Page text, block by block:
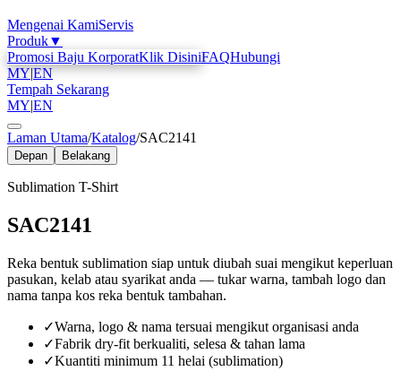
Mengenai KamiServis
Produk▼
Promosi Baju KorporatKlik DisiniFAQHubungi
MY|EN
Tempah Sekarang
MY|EN
Laman Utama/Katalog/SAC2141
Depan Belakang
Sublimation T-Shirt
SAC2141
Reka bentuk sublimation siap untuk diubah suai mengikut keperluan
pasukan, kelab atau syarikat anda — tukar warna, tambah logo dan
nama tanpa kos reka bentuk tambahan.
✓Warna, logo & nama tersuai mengikut organisasi anda
✓Fabrik dry-fit berkualiti, selesa & tahan lama
✓Kuantiti minimum 11 helai (sublimation)